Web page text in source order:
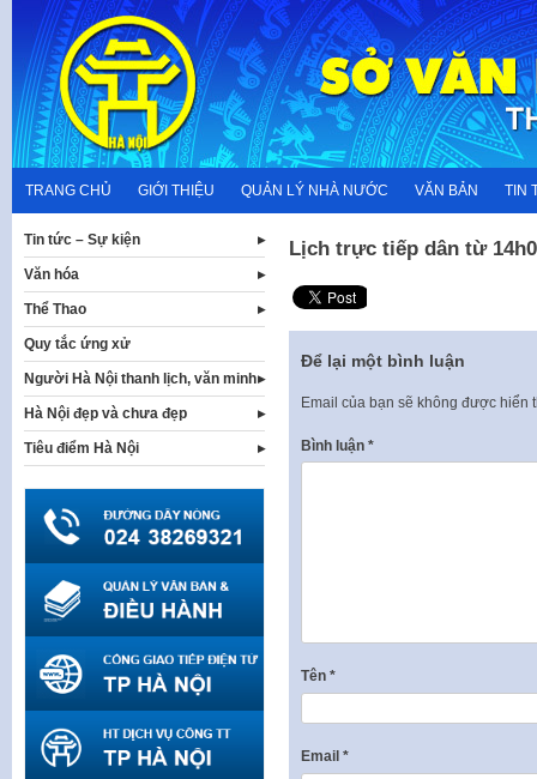
content
TRANG CHỦ GIỚI THIỆU QUẢN LÝ NHÀ NƯỚC VĂN BẢN TIN
Lịch trực tiếp dân từ
Để lại một bình luận
Email của bạn sẽ không được hiển
Bình luận *
Tên *
Email *
Tin tức – Sự kiện
Văn hóa
Thể Thao
Quy tắc ứng xử
Người Hà Nội thanh lịch, văn minh
Hà Nội đẹp và chưa đẹp
Tiêu điểm Hà Nội